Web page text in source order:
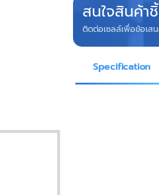
สนใจสินค้า
ติดต่อเซลล์เพื่อข้อเส
Specification